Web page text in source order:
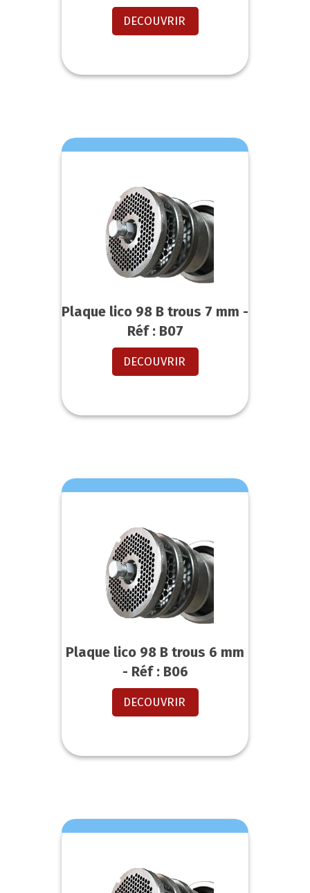
DECOUVRIR
Plaque lico 98 B trous 7 mm -
Réf : B07
DECOUVRIR
Plaque lico 98 B trous 6 mm
- Réf : B06
DECOUVRIR